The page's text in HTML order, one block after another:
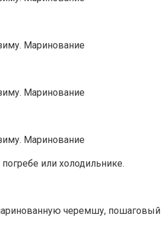
или холодильнике.
черемшу,